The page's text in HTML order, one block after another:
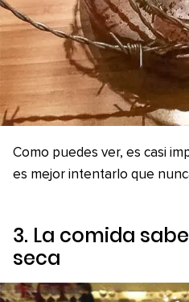
Como puedes ver, es casi
es mejor intentarlo que
3. La comida
seca